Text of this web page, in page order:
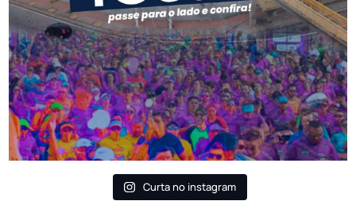
Curta no instagram